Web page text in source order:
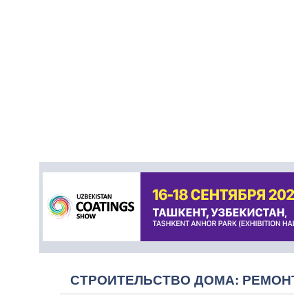
СТРОИТЕЛЬСТВО ДОМА: